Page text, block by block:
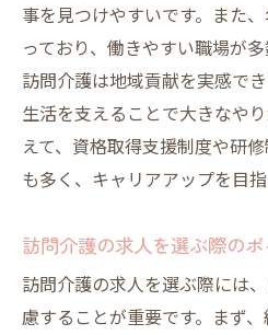
事を見つけやすいです。また
っており、働きやすい職場が
訪問介護は地域貢献を実感で
生活を支えることで大きなや
えて、資格取得支援制度や研
も多く、キャリアアップを目
訪問介護の求人を選ぶ際のポ
訪問介護の求人を選ぶ際には
慮することが重要です。まず